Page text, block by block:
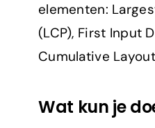
elementen:
(LCP), First Input
Cumulative
Wat kun je